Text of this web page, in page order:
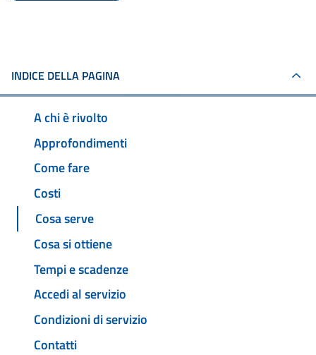
INDICE DELLA PAGINA
A chi è rivolto
Approfondimenti
Come fare
Costi
Cosa serve
Cosa si ottiene
Tempi e scadenze
Accedi al servizio
Condizioni di servizio
Contatti